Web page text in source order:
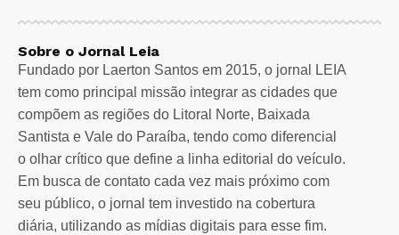
Sobre o Jornal Leia
Fundado por Laerton Santos em 2015, o jornal LEIA
tem como principal missão integrar as cidades que
compõem as regiões do Litoral Norte, Baixada
Santista e Vale do Paraíba, tendo como diferencial
o olhar crítico que define a linha editorial do veículo.
Em busca de contato cada vez mais próximo com
seu público, o jornal tem investido na cobertura
diária, utilizando as mídias digitais para esse fim.